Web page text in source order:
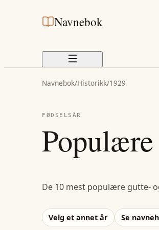
Navnebok
Navnebok/Historikk/1929
FØDSELSÅR
De 10 mest populære gutte-
Velg et annet år Se